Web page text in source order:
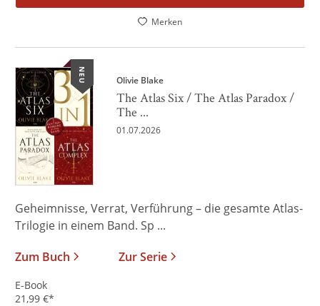
Merken
NEU Olivie Blake
The Atlas Six / The Atlas Paradox /
The ...
01.07.2026
Geheimnisse, Verrat, Verführung – die gesamte Atlas-
Trilogie in einem Band. Sp ...
Zum Buch
Zur Serie
E-Book
21,99 €*